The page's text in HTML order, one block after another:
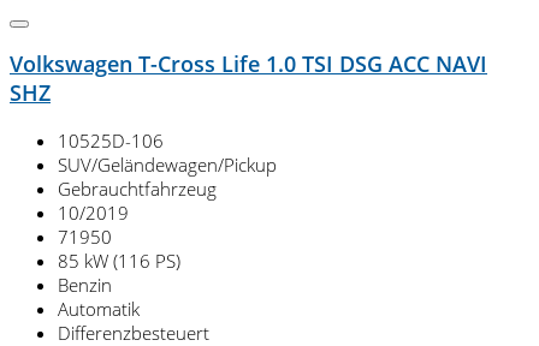
Volkswagen T-Cross Life 1.0 TSI DSG ACC NAVI
SHZ
10525D-106
SUV/Geländewagen/Pickup
Gebrauchtfahrzeug
10/2019
71950
85 kW (116 PS)
Benzin
Automatik
Differenzbesteuert